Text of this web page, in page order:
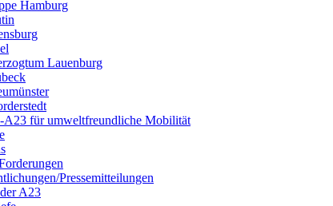
Hamburg
Lauenburg
A23 für umweltfreundliche Mobilität
Pressemitteilungen
A23